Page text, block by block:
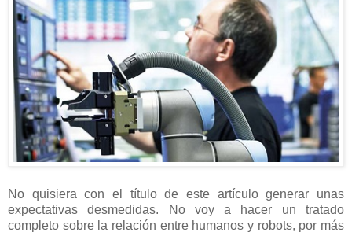
No quisiera con el título de este artículo generar unas
expectativas desmedidas. No voy a hacer un tratado
completo sobre la relación entre humanos y robots, por más